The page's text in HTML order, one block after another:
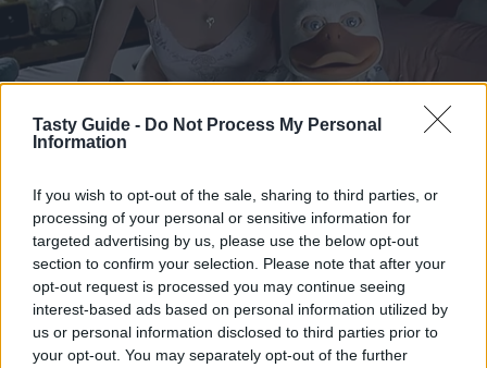
Tasty Guide - Do Not Process My Personal
Information
If you wish to opt-out of the sale, sharing to third parties, or
processing of your personal or sensitive information for
targeted advertising by us, please use the below opt-out
section to confirm your selection. Please note that after your
opt-out request is processed you may continue seeing
interest-based ads based on personal information utilized by
us or personal information disclosed to third parties prior to
your opt-out. You may separately opt-out of the further